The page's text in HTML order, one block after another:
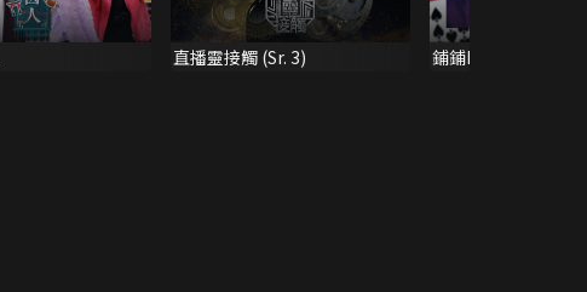
直播靈接觸 (Sr. 3) 鋪鋪Poker